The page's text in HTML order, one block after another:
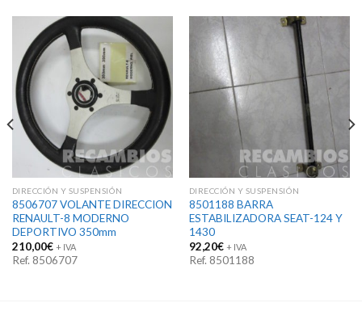
DIRECCIÓN Y SUSPENSIÓN
8506707 VOLANTE DIRECCION
RENAULT-8 MODERNO
DEPORTIVO 350mm
210,00€ + IVA
Ref. 8506707
DIRECCIÓN Y SUSPENSIÓN
8501188 BARRA
ESTABILIZADORA SEAT-124 Y
1430
92,20€ + IVA
Ref. 8501188